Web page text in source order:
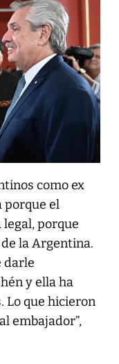
como ex
porque el
porque
la Argentina.
darle
y ella ha
Lo que hicieron
embajador”,